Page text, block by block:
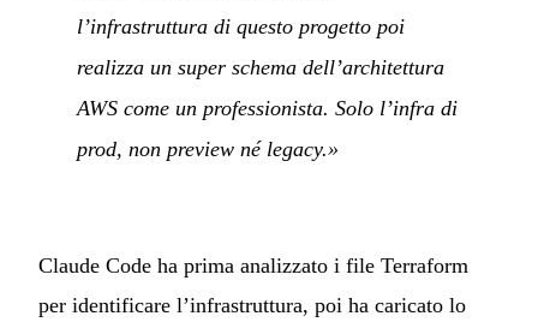
l’infrastruttura di questo progetto poi
realizza un super schema dell’architettura
AWS come un professionista. Solo l’infra di
prod, non preview né legacy.»
Claude Code ha prima analizzato i file Terraform
per identificare l’infrastruttura, poi ha caricato lo